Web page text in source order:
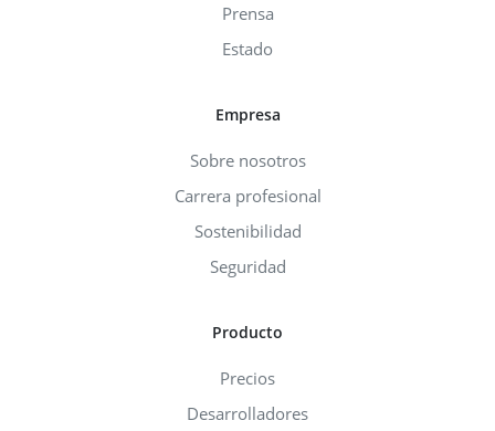
Prensa
Estado
Empresa
Sobre nosotros
Carrera profesional
Sostenibilidad
Seguridad
Producto
Precios
Desarrolladores